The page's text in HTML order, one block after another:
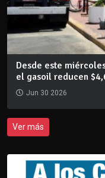
Desde este
el gasoil reducen
Jun 30 2026
Ver más